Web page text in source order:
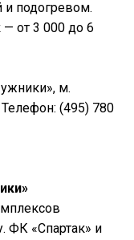
и подогревом.
от 3 000 до 6
м.
(495) 780
ФК «Спартак» и